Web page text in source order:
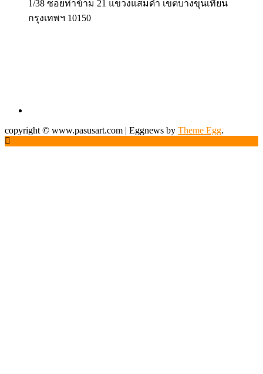
1/38 ซอยท่าข้าม 21 แขวงแสมดำ เขตบางขุนเทียน
กรุงเทพฯ 10150
copyright © www.pasusart.com | Eggnews by Theme Egg.